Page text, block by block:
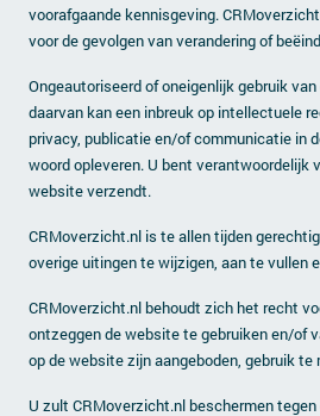
voorafgaande kennisgeving.
voor de gevolgen van verandering of
Ongeautoriseerd of oneigenlijk gebruik
daarvan kan een inbreuk op intellectuele
privacy, publicatie en/of communicatie in
woord opleveren. U bent verantwoordelijk
website verzendt.
CRMoverzicht.nl is te allen tijden
overige uitingen te wijzigen, aan te vullen
CRMoverzicht.nl behoudt zich het recht
ontzeggen de website te gebruiken en/of
op de website zijn aangeboden, gebruik te
U zult CRMoverzicht.nl beschermen